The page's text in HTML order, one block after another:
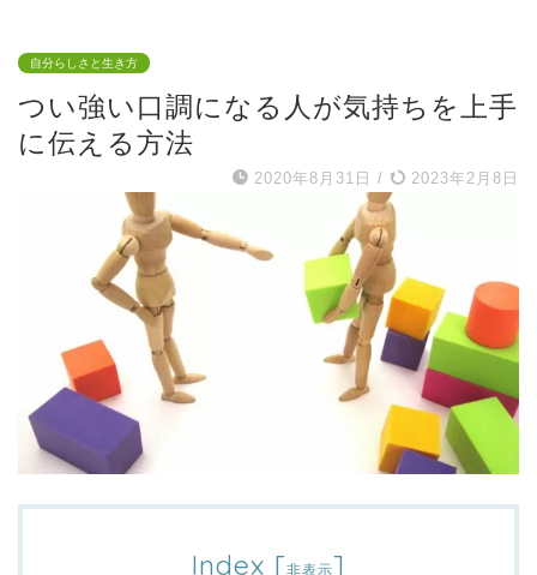
自分らしさと生き方
つい強い口調になる人が気持ちを上手
に伝える方法
2020年8月31日 / 2023年2月8日
Index [非表示]